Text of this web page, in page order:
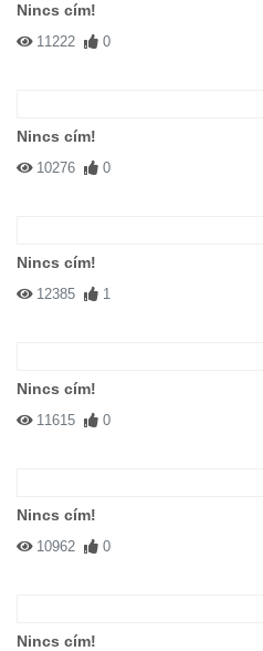
Nincs cím!
11222 0
Nincs cím!
10276 0
Nincs cím!
12385 1
Nincs cím!
11615 0
Nincs cím!
10962 0
Nincs cím!